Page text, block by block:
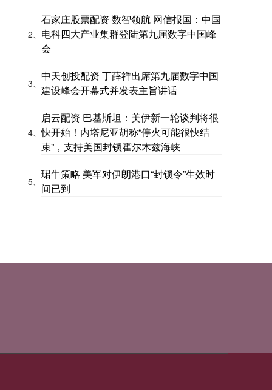
2、
石家庄股票配资 数智领航 网信报国：中国
电科四大产业集群登陆第九届数字中国峰
会
3、
中天创投配资 丁薛祥出席第九届数字中国
建设峰会开幕式并发表主旨讲话
4、
启云配资 巴基斯坦：美伊新一轮谈判将很
快开始！内塔尼亚胡称“停火可能很快结
束”，支持美国封锁霍尔木兹海峡
5、
珺牛策略 美军对伊朗港口“封锁令”生效时
间已到